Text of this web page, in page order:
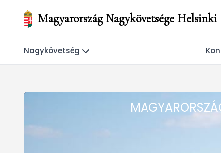
Magyarország Nagykövetsége Helsinki
Nagykövetség